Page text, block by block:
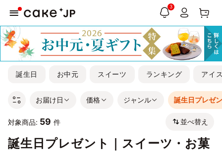
3
誕生日 お中元 スイーツ ランキング アイ
お届け日 価格 ジャンル 誕生日プレゼ
対象商品: 59 件 並べ替え
誕生日プレゼント｜スイーツ・お菓